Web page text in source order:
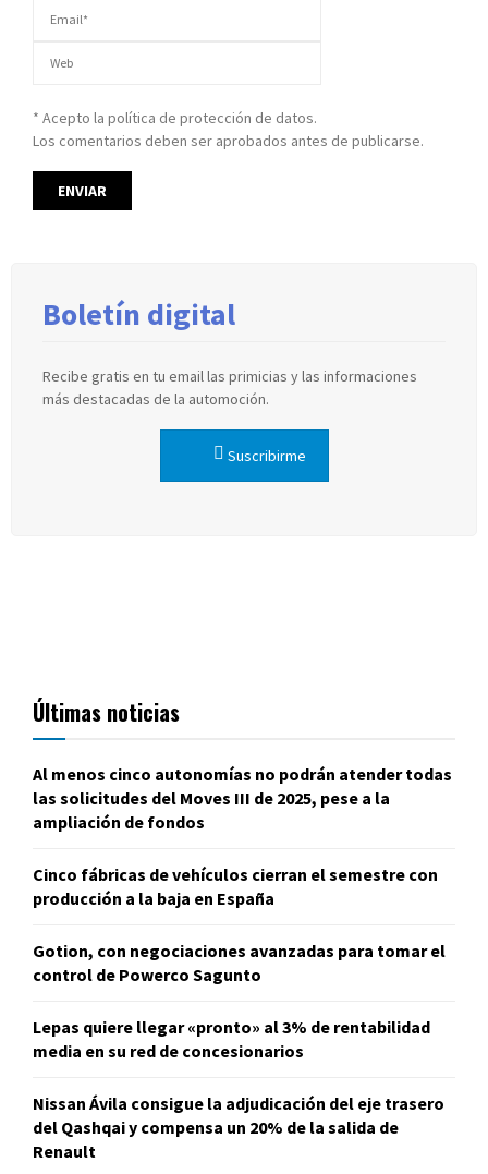
* Acepto la política de protección de datos.
Los comentarios deben ser aprobados antes de publicarse.
Boletín digital
Recibe gratis en tu email las primicias y las informaciones
más destacadas de la automoción.
Suscribirme
Últimas noticias
Al menos cinco autonomías no podrán atender todas
las solicitudes del Moves III de 2025, pese a la
ampliación de fondos
Cinco fábricas de vehículos cierran el semestre con
producción a la baja en España
Gotion, con negociaciones avanzadas para tomar el
control de Powerco Sagunto
Lepas quiere llegar «pronto» al 3% de rentabilidad
media en su red de concesionarios
Nissan Ávila consigue la adjudicación del eje trasero
del Qashqai y compensa un 20% de la salida de
Renault